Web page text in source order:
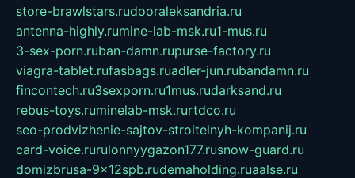
store-brawlstars.rudooraleksandria.ru
antenna-highly.rumine-lab-msk.ru1-mus.ru
3-sex-porn.ruban-damn.rupurse-factory.ru
viagra-tablet.rufasbags.ruadler-jun.rubandamn.ru
fincontech.ru3sexporn.ru1mus.rudarksand.ru
rebus-toys.ruminelab-msk.rurtdco.ru
seo-prodvizhenie-sajtov-stroitelnyh-kompanij.ru
card-voice.rurulonnyygazon177.rusnow-guard.ru
domizbrusa-9x12spb.rudemaholding.ruaalse.ru